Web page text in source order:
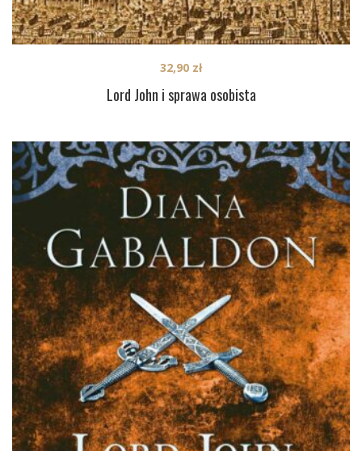
Lord John i sprawa osobista
32,90 zł